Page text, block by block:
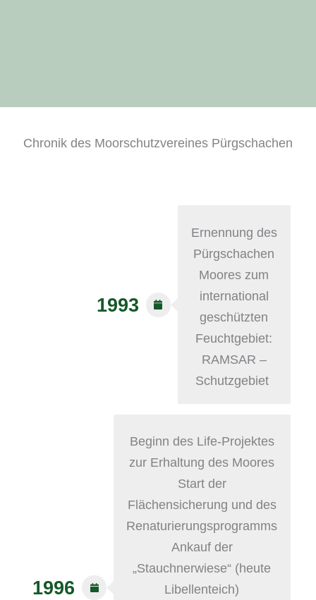
Chronik des Moorschutzvereines Pürgschachen
Ernennung des
Pürgschachen
Moores zum
international
geschützten
Feuchtgebiet:
RAMSAR –
Schutzgebiet
1993
Beginn des Life-Projektes
zur Erhaltung des Moores
Start der
Flächensicherung und des
Renaturierungsprogramms
Ankauf der
„Stauchnerwiese“ (heute
Libellenteich)
1996